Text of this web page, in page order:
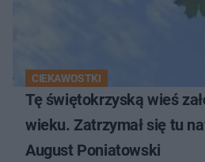
CIEKAWOSTKI
Tę świętokrzyską wieś
wieku. Zatrzymał się tu
August Poniatowski